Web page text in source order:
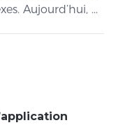
Aujourd’hui, ...